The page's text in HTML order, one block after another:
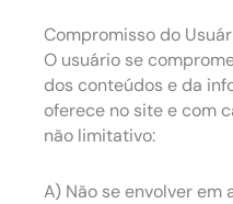
Compromisso do
O usuário se
dos conteúdos e da
oferece no site e com
não limitativo:
A) Não se envolver